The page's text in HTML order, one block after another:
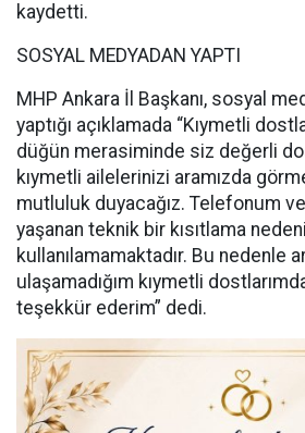
kaydetti.
SOSYAL MEDYADAN YAPTI
MHP Ankara İl Başkanı, sosyal
yaptığı açıklamada “Kıymetli
düğün merasiminde siz değerli
kıymetli ailelerinizi aramızda
mutluluk duyacağız. Telefonum
yaşanan teknik bir kısıtlama
kullanılamamaktadır. Bu nedenle
ulaşamadığım kıymetli
teşekkür ederim” dedi.